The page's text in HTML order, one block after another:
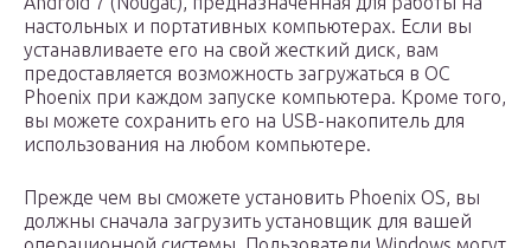
настольных и портативных компьютерах. Если вы
устанавливаете его на свой жесткий диск, вам
предоставляется возможность загружаться в ОС
Phoenix при каждом запуске компьютера. Кроме того,
вы можете сохранить его на USB-накопитель для
использования на любом компьютере.
Прежде чем вы сможете установить Phoenix OS, вы
должны сначала загрузить установщик для вашей